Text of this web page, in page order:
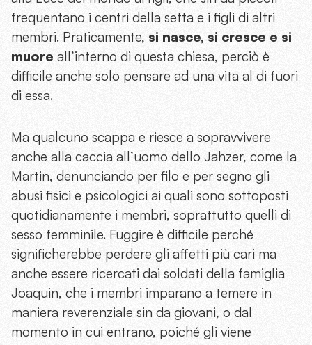
frequentano i centri della setta e i figli di altri
membri. Praticamente, si nasce, si cresce e si
muore all’interno di questa chiesa, perciò è
difficile anche solo pensare ad una vita al di fuori
di essa.
Ma qualcuno scappa e riesce a sopravvivere
anche alla caccia all’uomo dello Jahzer, come la
Martin, denunciando per filo e per segno gli
abusi fisici e psicologici ai quali sono sottoposti
quotidianamente i membri, soprattutto quelli di
sesso femminile. Fuggire è difficile perché
significherebbe perdere gli affetti più cari ma
anche essere ricercati dai soldati della famiglia
Joaquin, che i membri imparano a temere in
maniera reverenziale sin da giovani, o dal
momento in cui entrano, poiché gli viene